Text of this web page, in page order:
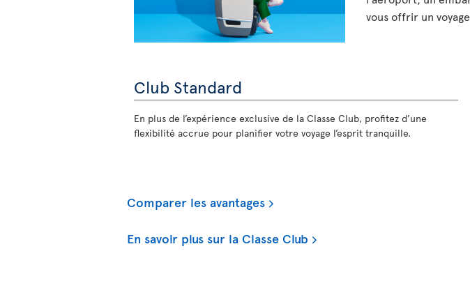
vous offrir un
Club Standard
En plus de l’expérience exclusive de la Classe Club, profitez d’une
flexibilité accrue pour planifier votre voyage l’esprit tranquille.
Comparer les avantages
En savoir plus sur la Classe Club